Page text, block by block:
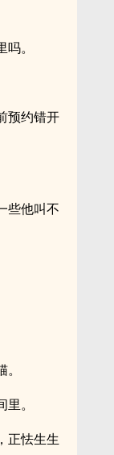
。
预约错开
些他叫不
。
正怯生生